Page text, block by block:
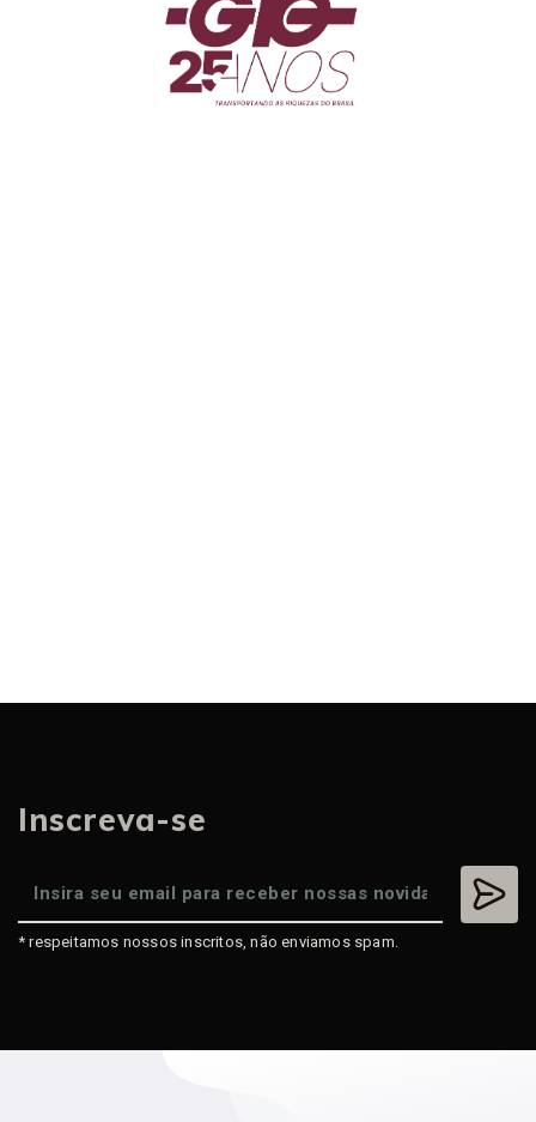
Inscreva-se
* respeitamos nossos inscritos, não enviamos spam.